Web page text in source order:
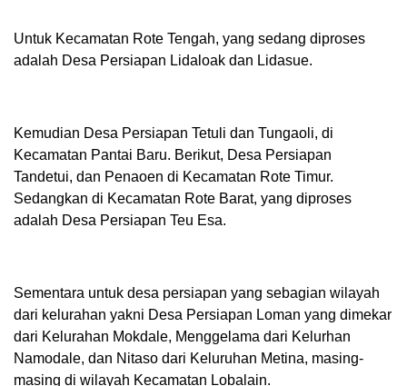
Untuk Kecamatan Rote Tengah, yang sedang diproses
adalah Desa Persiapan Lidaloak dan Lidasue.
Kemudian Desa Persiapan Tetuli dan Tungaoli, di
Kecamatan Pantai Baru. Berikut, Desa Persiapan
Tandetui, dan Penaoen di Kecamatan Rote Timur.
Sedangkan di Kecamatan Rote Barat, yang diproses
adalah Desa Persiapan Teu Esa.
Sementara untuk desa persiapan yang sebagian wilayah
dari kelurahan yakni Desa Persiapan Loman yang dimekar
dari Kelurahan Mokdale, Menggelama dari Kelurhan
Namodale, dan Nitaso dari Keluruhan Metina, masing-
masing di wilayah Kecamatan Lobalain.